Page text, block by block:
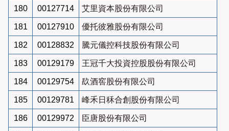
180 00127714 艾里資本股份有限公司
181 00127910 優托彼雅股份有限公司
182 00128832 騰元儀控科技股份有限公司
183 00129179 王冠千大投資控股股份有限公司
184 00129754 镹酒窖股份有限公司
185 00129781 峰禾日秝合創股份有限公司
186 00129972 臣唐股份有限公司